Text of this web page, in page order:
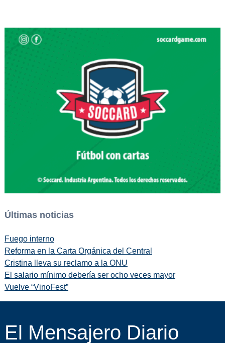
Últimas noticias
Fuego interno
Reforma en la Carta Orgánica del Central
Cristina lleva su reclamo a la ONU
El salario mínimo debería ser ocho veces mayor
Vuelve “VinoFest”
El Mensajero Diario